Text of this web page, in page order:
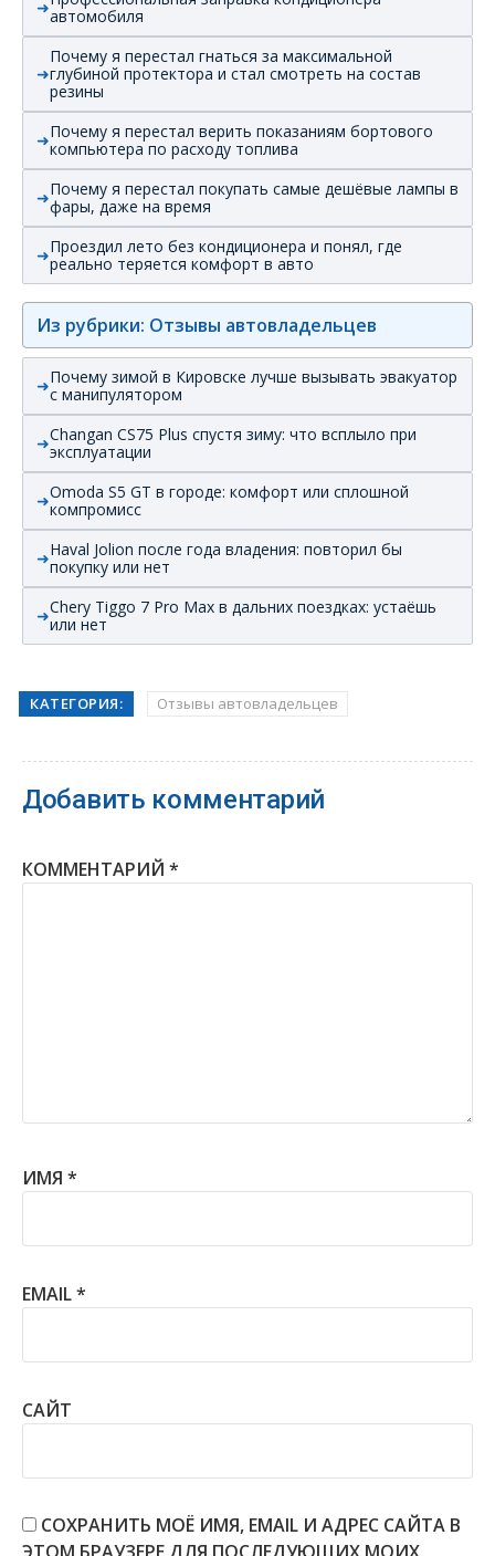
автомобиля
Почему я перестал гнаться за максимальной
глубиной протектора и стал смотреть на состав
резины
Почему я перестал верить показаниям бортового
компьютера по расходу топлива
Почему я перестал покупать самые дешёвые лампы в
фары, даже на время
Проездил лето без кондиционера и понял, где
реально теряется комфорт в авто
Из рубрики: Отзывы автовладельцев
Почему зимой в Кировске лучше вызывать эвакуатор
с манипулятором
Changan CS75 Plus спустя зиму: что всплыло при
эксплуатации
Omoda S5 GT в городе: комфорт или сплошной
компромисс
Haval Jolion после года владения: повторил бы
покупку или нет
Chery Tiggo 7 Pro Max в дальних поездках: устаёшь
или нет
КАТЕГОРИЯ: Отзывы автовладельцев
Добавить комментарий
КОММЕНТАРИЙ *
ИМЯ *
EMAIL*
САЙТ
СОХРАНИТЬ МОЁ ИМЯ, EMAIL И АДРЕС САЙТА В